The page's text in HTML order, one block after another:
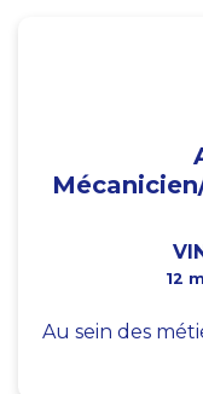
12
Au sein des